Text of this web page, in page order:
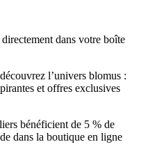
dans votre boîte
l’univers blomus :
et offres exclusives
bénéficient de 5 % de
dans la boutique en ligne